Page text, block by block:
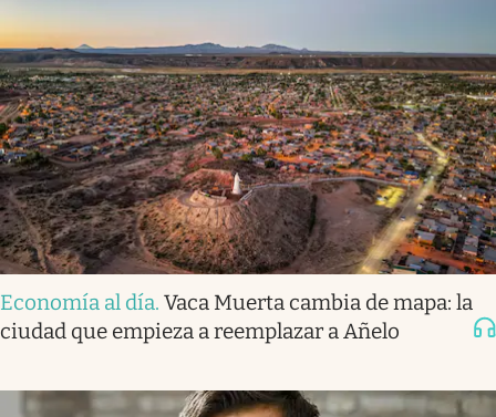
Economía al día. Vaca Muerta cambia de mapa: la
ciudad que empieza a reemplazar a Añelo